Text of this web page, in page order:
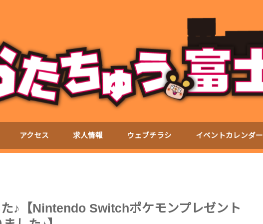
アクセス 求人情報 ウェブチラシ イベントカレンダー
♪【Nintendo Switchポケモンプレゼント